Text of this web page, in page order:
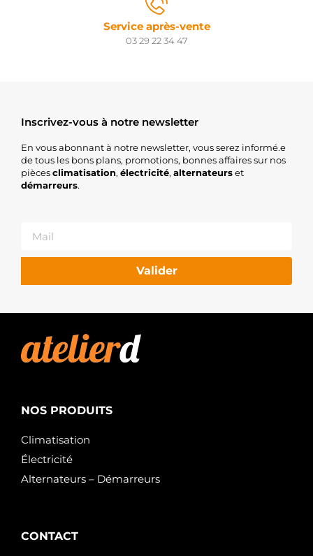
Service après-vente
03 29 22 34 47
Inscrivez-vous à notre newsletter
En vous abonnant à notre newsletter, vous serez informé.e
de tous les bons plans, promotions, bonnes affaires sur nos
piècesclimatisation, électricité, alternateurset
démarreurs.
Valider
NOS PRODUITS
Climatisation
Électricité
Alternateurs – Démarreurs
CONTACT